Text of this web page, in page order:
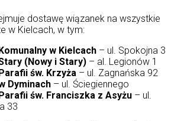
dostawę wiązanek na wszystkie
w Kielcach, w tym:
w Kielcach – ul. Spokojna 3
(Nowy i Stary) – al. Legionów 1
św. Krzyża – ul. Zagnańska 92
Dyminach – ul. Ściegiennego
św. Franciszka z Asyżu – ul.
33